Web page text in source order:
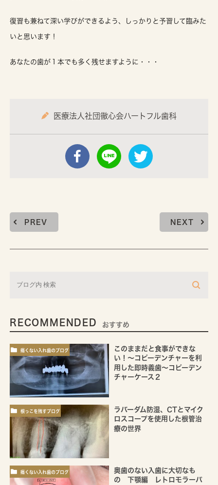
復習も兼ねて深い学びができるよう、しっかりと予習して臨みた
いと思います！
あなたの歯が１本でも多く残せますように・・・
医療法人社団徹心会ハートフル歯科
PREV NEXT
RECOMMENDED おすすめ
痛くない入れ歯のブログ
このままだと食事ができな
い！～コピーデンチャーを利
用した即時義歯～コピーデン
チャーケース２
根っこを残すブログ
ラバーダム防湿、CTとマイク
ロスコープを使用した根管治
療の世界
痛くない入れ歯のブログ
奥歯のない入歯に大切なも
の 下顎編 レトロモラーパ